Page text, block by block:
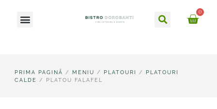
content
Meniu Caută
0
PRIMA PAGINĂ / MENIU / PLATOURI / PLATOURI
CALDE / PLATOU FALAFEL